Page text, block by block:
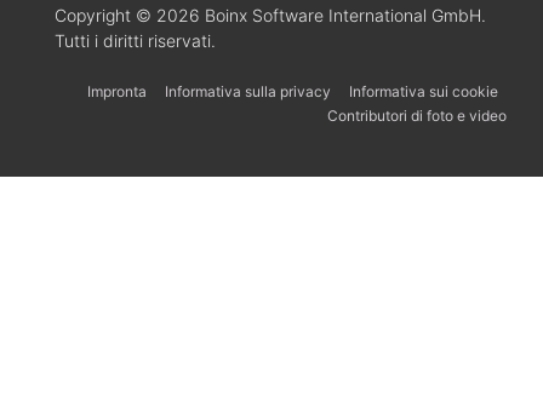
Copyright © 2026 Boinx Software International GmbH.
Tutti i diritti riservati.
Impronta Informativa sulla privacy
Informativa sui cookie
Contributori di foto e video